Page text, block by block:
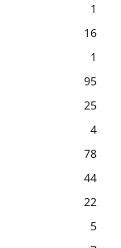
1
16
1
95
25
4
78
44
22
5